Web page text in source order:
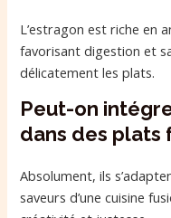
L’estragon est riche en
favorisant digestion et
délicatement les plats.
Peut-on
dans des plats
Absolument, ils
saveurs d’une cuisine